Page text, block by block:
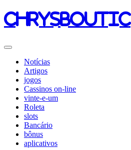
chrysboutic
Notícias
Artigos
jogos
Cassinos on-line
vinte-e-um
Roleta
slots
Bancário
bônus
aplicativos